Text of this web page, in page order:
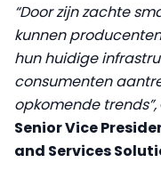
“Door zijn zachte
kunnen
hun huidige
consumenten
opkomende trends”,
Senior Vice
and Services